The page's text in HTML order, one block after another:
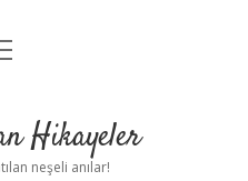
Hikayeler
neşeli anılar!